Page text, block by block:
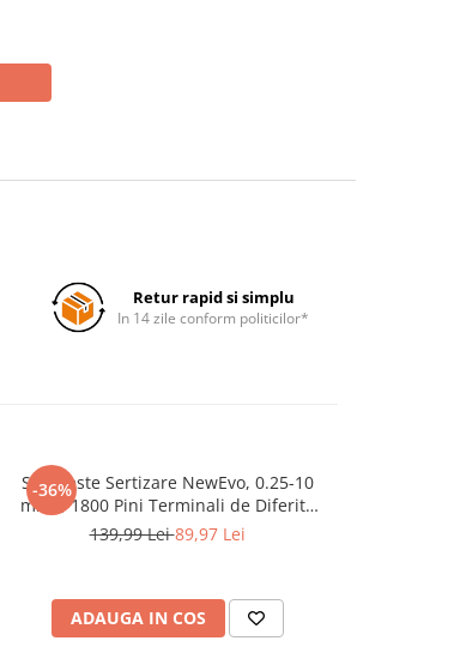
Retur rapid si simplu
In 14 zile conform politicilor*
-36%
Set Cleste Sertizare NewEvo, 0.25-10
mm2, 1800 Pini Terminali de Diferite
Dimensiuni, Galben
139,99 Lei89,97 Lei
ADAUGA IN COS